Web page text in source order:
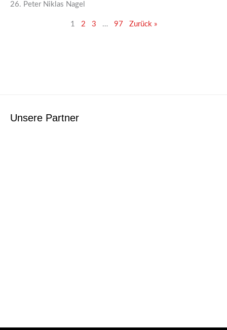
26. Peter Niklas Nagel
1 2 3 … 97 Zurück »
Unsere Partner